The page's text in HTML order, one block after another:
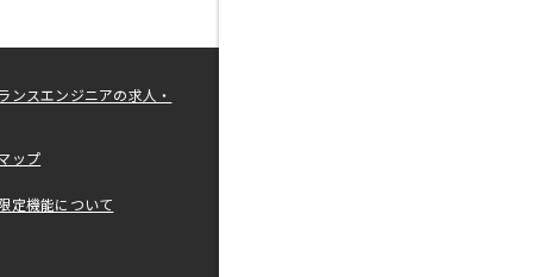
ンスエンジニアの求人・
ップ
定機能について